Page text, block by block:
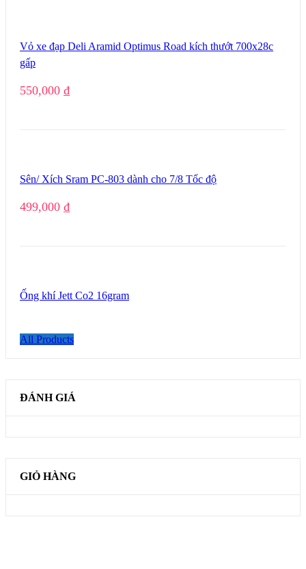
Vỏ xe đạp Deli Aramid Optimus Road kích thướt 700x28c
gấp
550,000 ₫
Sên/ Xích Sram PC-803 dành cho 7/8 Tốc độ
499,000 ₫
Ống khí Jett Co2 16gram
All Products
ĐÁNH GIÁ
GIỎ HÀNG